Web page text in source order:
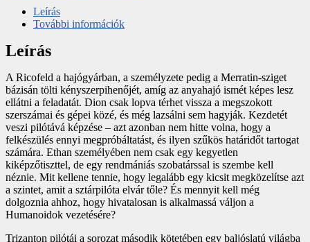
Leírás
További információk
Leírás
A Ricofeld a hajógyárban, a személyzete pedig a Merratin-sziget
bázisán tölti kényszerpihenőjét, amíg az anyahajó ismét képes lesz
ellátni a feladatát. Dion csak lopva térhet vissza a megszokott
szerszámai és gépei közé, és még lazsálni sem hagyják. Kezdetét
veszi pilótává képzése – azt azonban nem hitte volna, hogy a
felkészülés ennyi megpróbáltatást, és ilyen szűkös határidőt tartogat
számára. Ethan személyében nem csak egy kegyetlen
kiképzőtiszttel, de egy rendmániás szobatárssal is szembe kell
néznie. Mit kellene tennie, hogy legalább egy kicsit megközelítse azt
a szintet, amit a sztárpilóta elvár tőle? És mennyit kell még
dolgoznia ahhoz, hogy hivatalosan is alkalmassá váljon a
Humanoidok vezetésére?
Trizanton pilótái a sorozat második kötetében egy baljóslatú világba